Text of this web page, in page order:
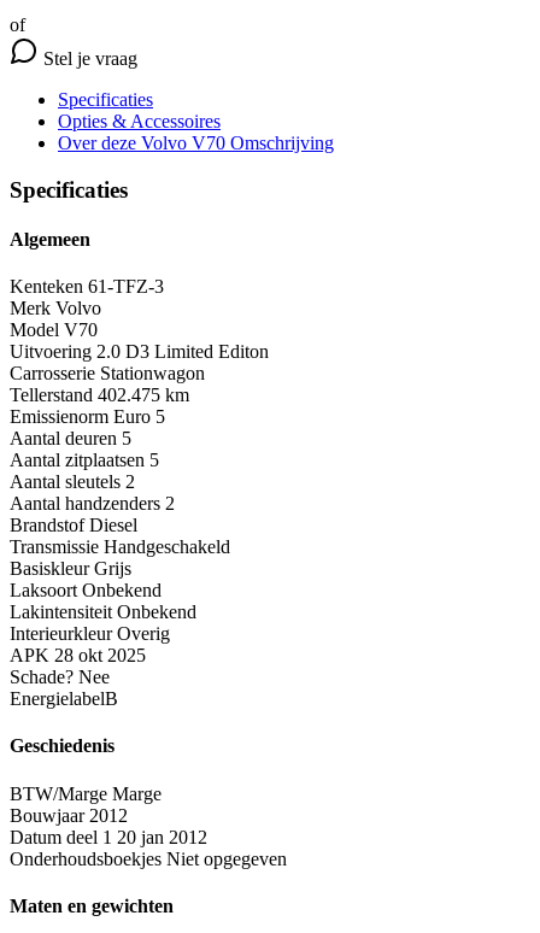
of
Stel je vraag
Specificaties
Opties & Accessoires
Over deze Volvo V70 Omschrijving
Specificaties
Algemeen
Kenteken 61-TFZ-3
Merk Volvo
Model V70
Uitvoering 2.0 D3 Limited Editon
Carrosserie Stationwagon
Tellerstand 402.475 km
Emissienorm Euro 5
Aantal deuren 5
Aantal zitplaatsen 5
Aantal sleutels 2
Aantal handzenders 2
Brandstof Diesel
Transmissie Handgeschakeld
Basiskleur Grijs
Laksoort Onbekend
Lakintensiteit Onbekend
Interieurkleur Overig
APK 28 okt 2025
Schade? Nee
EnergielabelB
Geschiedenis
BTW/Marge Marge
Bouwjaar 2012
Datum deel 1 20 jan 2012
Onderhoudsboekjes Niet opgegeven
Maten en gewichten